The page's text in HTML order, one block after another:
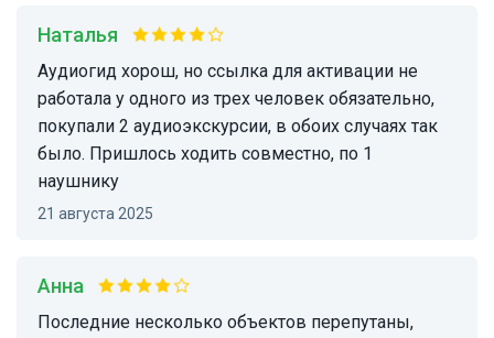
Наталья
Аудиогид хорош, но ссылка для активации не
работала у одного из трех человек обязательно,
покупали 2 аудиоэкскурсии, в обоих случаях так
было. Пришлось ходить совместно, по 1
наушнику
21 августа 2025
Анна
Последние несколько объектов перепутаны,